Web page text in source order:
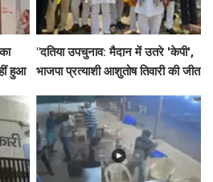
हुआ
"दतिया उपचुनाव: मैदान में उतरे 'केपी',
भाजपा प्रत्याशी आशुतोष तिवारी की जीत
जारी!"